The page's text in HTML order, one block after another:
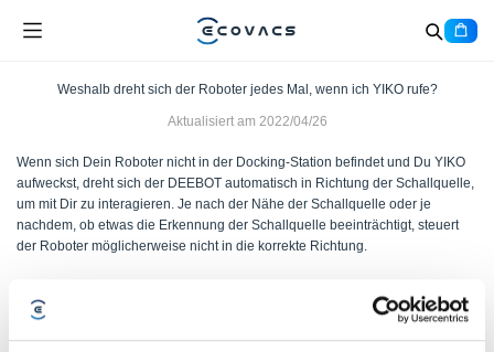
Weshalb dreht sich der Roboter jedes Mal, wenn ich YIKO rufe?
Aktualisiert am 2022/04/26
Wenn sich Dein Roboter nicht in der Docking-Station befindet und Du YIKO
aufweckst, dreht sich der DEEBOT automatisch in Richtung der Schallquelle,
um mit Dir zu interagieren. Je nach der Nähe der Schallquelle oder je
nachdem, ob etwas die Erkennung der Schallquelle beeinträchtigt, steuert
der Roboter möglicherweise nicht in die korrekte Richtung.